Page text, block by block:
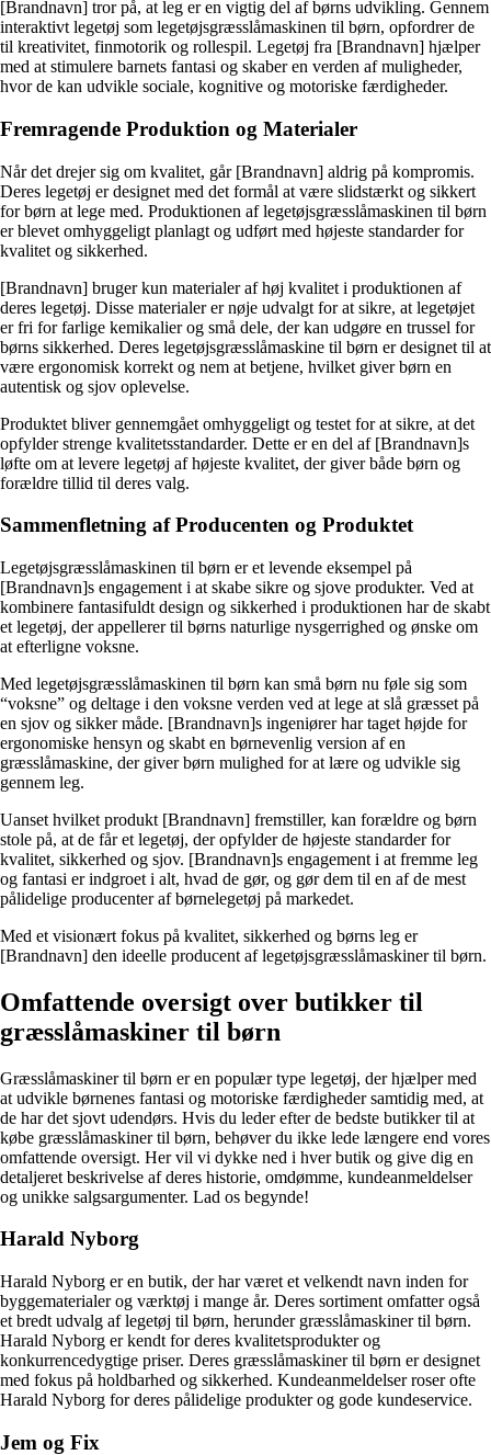
[Brandnavn] tror på, at leg er en vigtig del af børns udvikling. Gennem
interaktivt legetøj som legetøjsgræsslåmaskinen til børn, opfordrer de
til kreativitet, finmotorik og rollespil. Legetøj fra [Brandnavn] hjælper
med at stimulere barnets fantasi og skaber en verden af ​​muligheder,
hvor de kan udvikle sociale, kognitive og motoriske færdigheder.
Fremragende Produktion og Materialer
Når det drejer sig om kvalitet, går [Brandnavn] aldrig på kompromis.
Deres legetøj er designet med det formål at være slidstærkt og sikkert
for børn at lege med. Produktionen af ​​legetøjsgræsslåmaskinen til børn
er blevet omhyggeligt planlagt og udført med højeste standarder for
kvalitet og sikkerhed.
[Brandnavn] bruger kun materialer af høj kvalitet i produktionen af ​​
deres legetøj. Disse materialer er nøje udvalgt for at sikre, at legetøjet
er fri for farlige kemikalier og små dele, der kan udgøre en trussel for
børns sikkerhed. Deres legetøjsgræsslåmaskine til børn er designet til at
være ergonomisk korrekt og nem at betjene, hvilket giver børn en
autentisk og sjov oplevelse.
Produktet bliver gennemgået omhyggeligt og testet for at sikre, at det
opfylder strenge kvalitetsstandarder. Dette er en del af [Brandnavn]s
løfte om at levere legetøj af højeste kvalitet, der giver både børn og
forældre tillid til deres valg.
Sammenfletning af Producenten og Produktet
Legetøjsgræsslåmaskinen til børn er et levende eksempel på
[Brandnavn]s engagement i at skabe sikre og sjove produkter. Ved at
kombinere fantasifuldt design og sikkerhed i produktionen har de skabt
et legetøj, der appellerer til børns naturlige nysgerrighed og ønske om
at efterligne voksne.
Med legetøjsgræsslåmaskinen til børn kan små børn nu føle sig som
“voksne” og deltage i den voksne verden ved at lege at slå græsset på
en sjov og sikker måde. [Brandnavn]s ingeniører har taget højde for
ergonomiske hensyn og skabt en børnevenlig version af en
græsslåmaskine, der giver børn mulighed for at lære og udvikle sig
gennem leg.
Uanset hvilket produkt [Brandnavn] fremstiller, kan forældre og børn
stole på, at de får et legetøj, der opfylder de højeste standarder for
kvalitet, sikkerhed og sjov. [Brandnavn]s engagement i at fremme leg
og fantasi er indgroet i alt, hvad de gør, og gør dem til en af ​​de mest
pålidelige producenter af børnelegetøj på markedet.
Med et visionært fokus på kvalitet, sikkerhed og børns leg er
[Brandnavn] den ideelle producent af legetøjsgræsslåmaskiner til børn.
Omfattende oversigt over butikker til
græsslåmaskiner til børn
Græsslåmaskiner til børn er en populær type legetøj, der hjælper med
at udvikle børnenes fantasi og motoriske færdigheder samtidig med, at
de har det sjovt udendørs. Hvis du leder efter de bedste butikker til at
købe græsslåmaskiner til børn, behøver du ikke lede længere end vores
omfattende oversigt. Her vil vi dykke ned i hver butik og give dig en
detaljeret beskrivelse af deres historie, omdømme, kundeanmeldelser
og unikke salgsargumenter. Lad os begynde!
Harald Nyborg
Harald Nyborg er en butik, der har været et velkendt navn inden for
byggematerialer og værktøj i mange år. Deres sortiment omfatter også
et bredt udvalg af legetøj til børn, herunder græsslåmaskiner til børn.
Harald Nyborg er kendt for deres kvalitetsprodukter og
konkurrencedygtige priser. Deres græsslåmaskiner til børn er designet
med fokus på holdbarhed og sikkerhed. Kundeanmeldelser roser ofte
Harald Nyborg for deres pålidelige produkter og gode kundeservice.
Jem og Fix